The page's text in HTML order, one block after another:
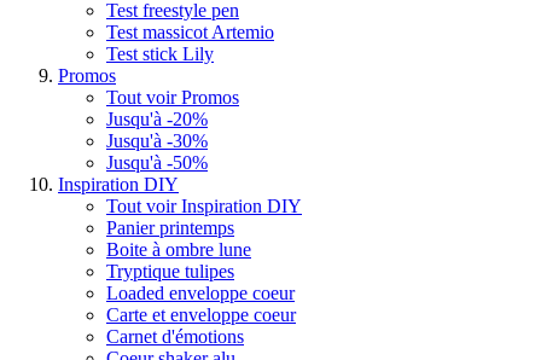
Test freestyle pen
Test massicot Artemio
Test stick Lily
Promos
Tout voir Promos
Jusqu'à -20%
Jusqu'à -30%
Jusqu'à -50%
Inspiration DIY
Tout voir Inspiration DIY
Panier printemps
Boite à ombre lune
Tryptique tulipes
Loaded enveloppe coeur
Carte et enveloppe coeur
Carnet d'émotions